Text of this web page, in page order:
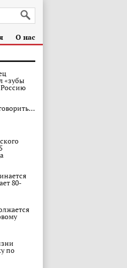
О нас
«зубы
Россию
80-
по